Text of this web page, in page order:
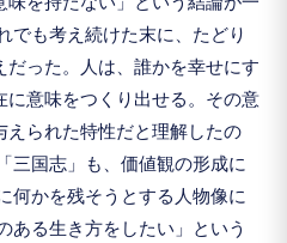
でも考え続けた末に、たどり
った。人は、誰かを幸せにす
に意味をつくり出せる。その意
られた特性だと理解したの
三国志」も、価値観の形成に
何かを残そうとする人物像に
ある生き方をしたい」という